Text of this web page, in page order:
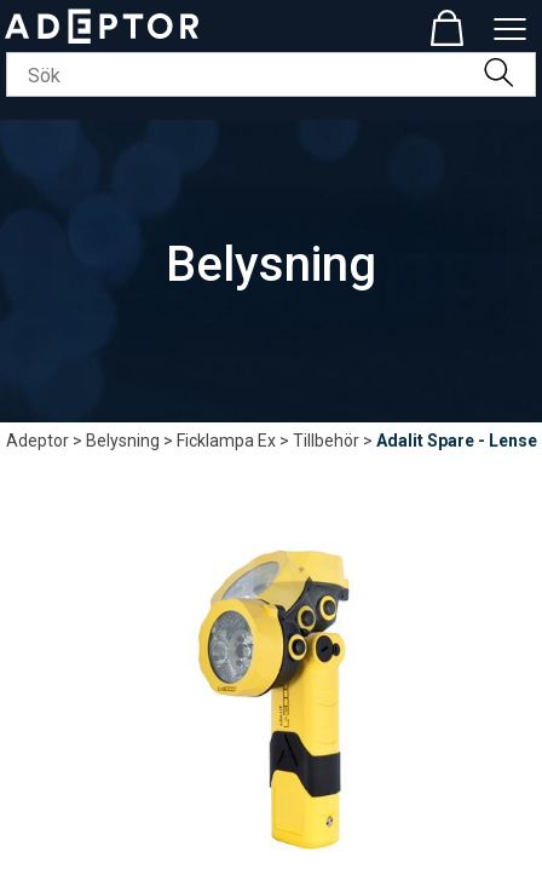
Belysning
Adeptor>Belysning>Ficklampa Ex>Tillbehör>Adalit Spare - Lense